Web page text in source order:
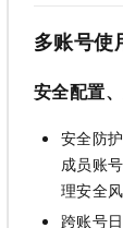
多账号使
安全配置
安全防
成员账
理安全
跨账号
Qwen3.7-Plus
Qwen3-VL-Plus
大模型服务
面向分析的企业级
免费试用
最高领取价值200
AI 产品 免费试用
1亿+ 大模型
140+云产品 免费
蓝凌 OA
电子合同
Tableau 订阅
AI空中课堂在线
AI 大模型销售与
短信专区
AI 算法大赛
云开发大赛
入门学习赛